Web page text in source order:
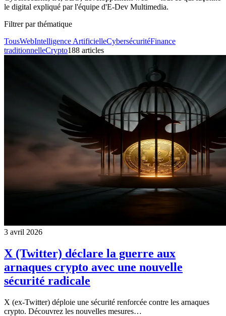
le digital expliqué par l'équipe d'E-Dev Multimedia.
Filtrer par thématique
TousWebIntelligence ArtificielleCybersécuritéFinance
traditionnelleCrypto188 articles
3 avril 2026
X (Twitter) déclare la guerre aux
arnaques crypto avec une nouvelle
sécurité radicale
X (ex-Twitter) déploie une sécurité renforcée contre les arnaques
crypto. Découvrez les nouvelles mesures…